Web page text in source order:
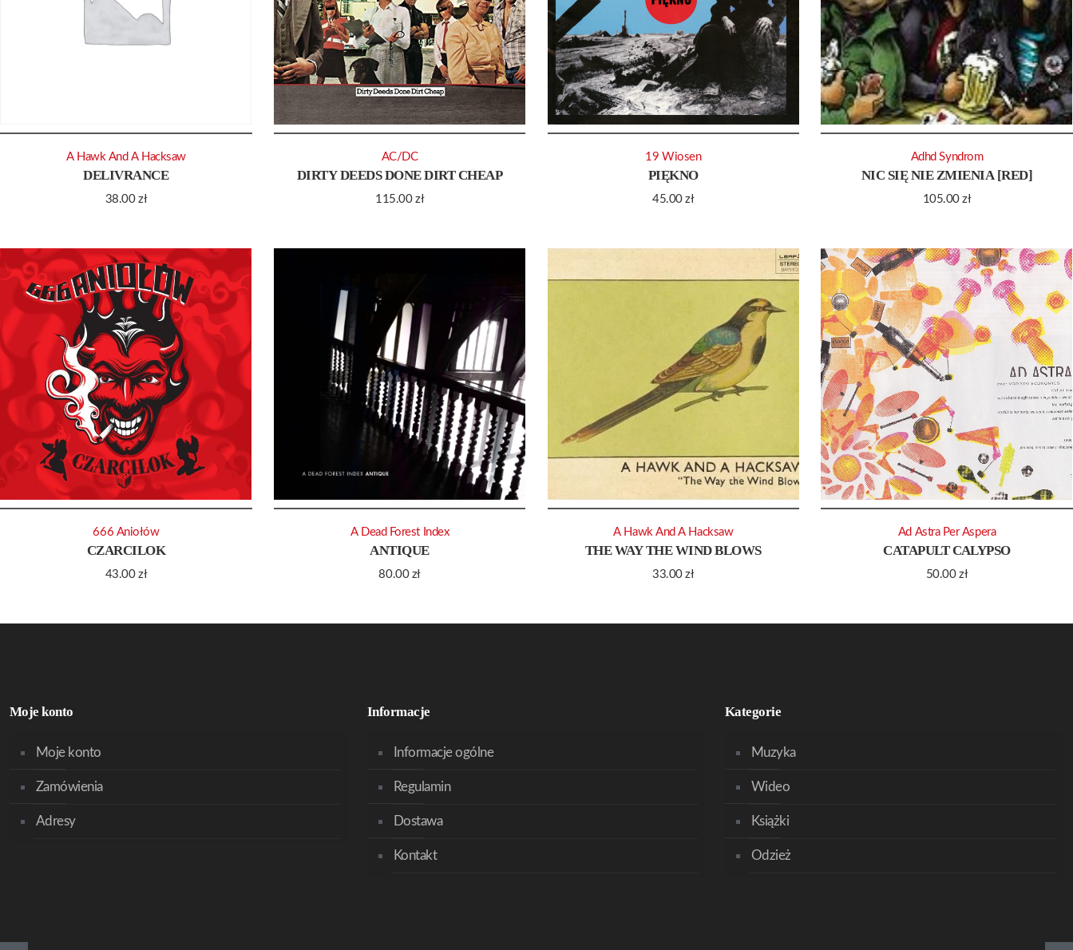
DELIVRANCE
38.00zł
A Hawk And A Hacksaw
DIRTY DEEDS DONE DIRT CHEAP
115.00 zł
AC/DC
PIĘKNO
45.00zł
19 Wiosen
NIC SIĘ NIE ZMIENIA [RED]
105.00zł
Adhd Syndrom
CZARCILOK
43.00zł
666 Aniołów
ANTIQUE
80.00 zł
A Dead Forest Index
THE WAY THE WIND BLOWS
33.00zł
A Hawk And A Hacksaw
CATAPULT CALYPSO
50.00zł
Ad Astra Per Aspera
Moje konto
Moje konto
Zamówienia
Adresy
Informacje
Informacje ogólne
Regulamin
Dostawa
Kontakt
Kategorie
Muzyka
Wideo
Książki
Odzież